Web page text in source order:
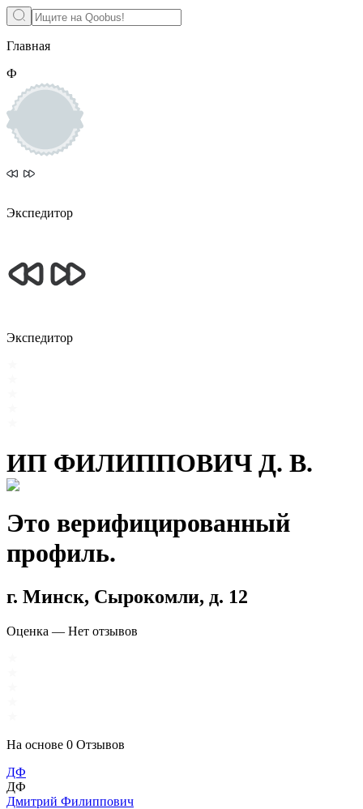
Главная
Ф
Экспедитор
Экспедитор
ИП ФИЛИППОВИЧ Д. В.
Это верифицированный
профиль.
г. Минск, Сырокомли, д. 12
Оценка — Нет отзывов
На основе 0 Отзывов
ДФ
ДФ
Дмитрий Филиппович